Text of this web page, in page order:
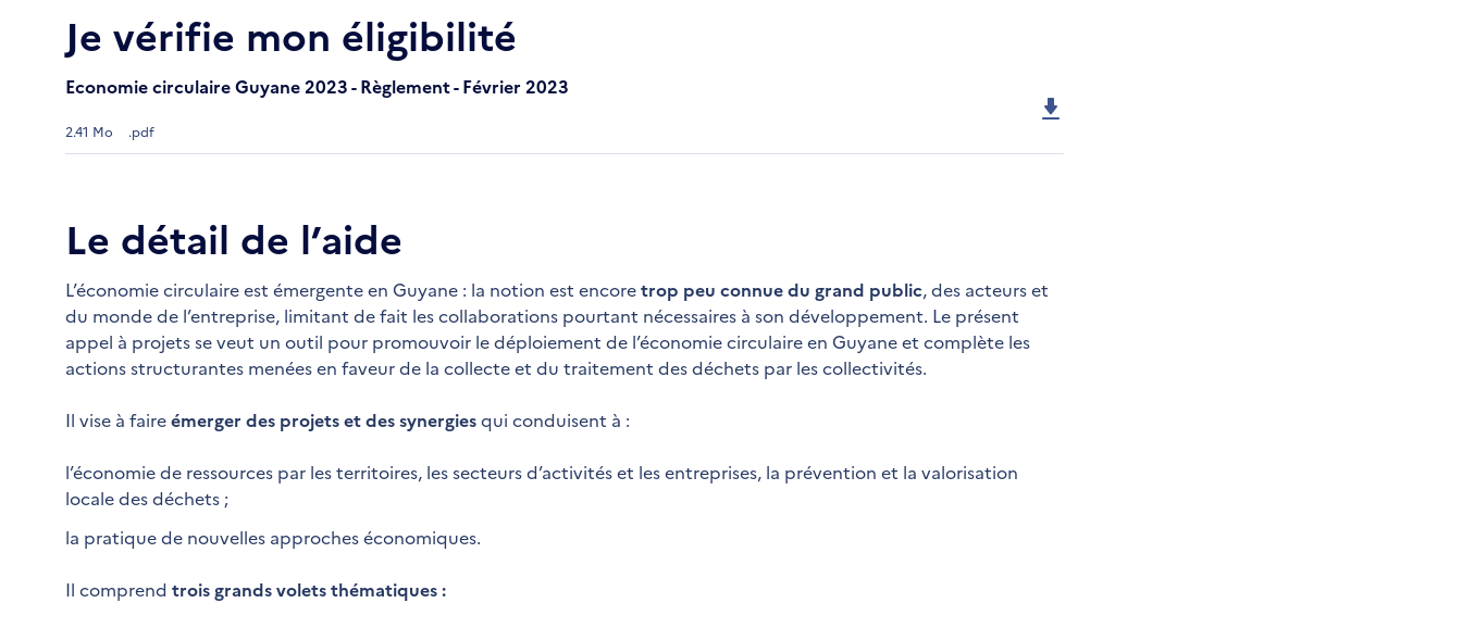
Je vérifie mon éligibilité
Economie circulaire Guyane 2023 - Règlement - Février 2023
2.41 Mo .pdf
Le détail de l’aide
L’économie circulaire est émergente en Guyane : la notion est encoretrop peu connue du grand public, des acteurs et
du monde de l’entreprise, limitant de fait les collaborations pourtant nécessaires à son développement. Le présent
appel à projets se veut un outil pour promouvoir le déploiement de l’économie circulaire en Guyane et complète les
actions structurantes menées en faveur de la collecte et du traitement des déchets par les collectivités.
Il vise à faireémerger des projets et des synergiesqui conduisent à :
l’économie de ressources par les territoires, les secteurs d’activités et les entreprises, la prévention et la valorisation
locale des déchets ;
la pratique de nouvelles approches économiques.
Il comprend trois grands volets thématiques :